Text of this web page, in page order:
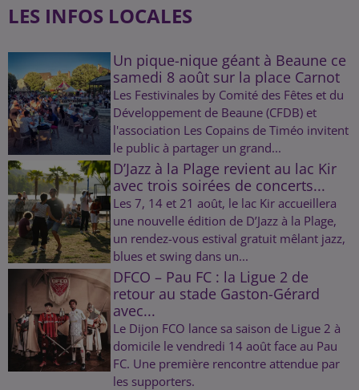
LES INFOS LOCALES
Un pique-nique géant à Beaune ce
samedi 8 août sur la place Carnot
Les Festivinales by Comité des Fêtes et du
Développement de Beaune (CFDB) et
l'association Les Copains de Timéo invitent
le public à partager un grand...
D’Jazz à la Plage revient au lac Kir
avec trois soirées de concerts...
Les 7, 14 et 21 août, le lac Kir accueillera
une nouvelle édition de D’Jazz à la Plage,
un rendez-vous estival gratuit mêlant jazz,
blues et swing dans un...
DFCO – Pau FC : la Ligue 2 de
retour au stade Gaston-Gérard
avec...
Le Dijon FCO lance sa saison de Ligue 2 à
domicile le vendredi 14 août face au Pau
FC. Une première rencontre attendue par
les supporters.